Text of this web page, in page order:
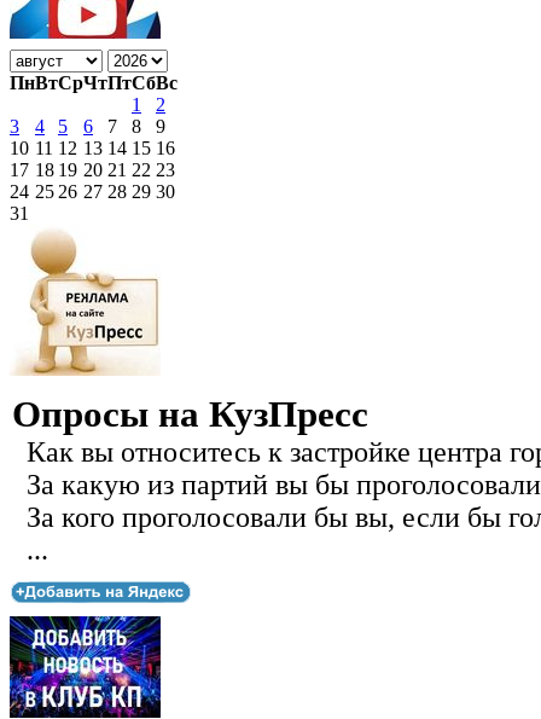
ПнВтСрЧтПтСбВс
1
2
3
4 5 6 7 8
9
10 11 12 13 14 15 16
17 18 19 20 21 22 23
24 25 26 27 28 29 30
31
Опросы на КузПресс
Как вы относитесь к застройке центра
За какую из партий вы бы
За кого проголосовали бы вы, если бы
...